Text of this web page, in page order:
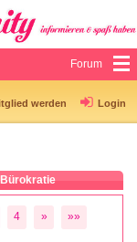
Forum
werden Login
4 » »»